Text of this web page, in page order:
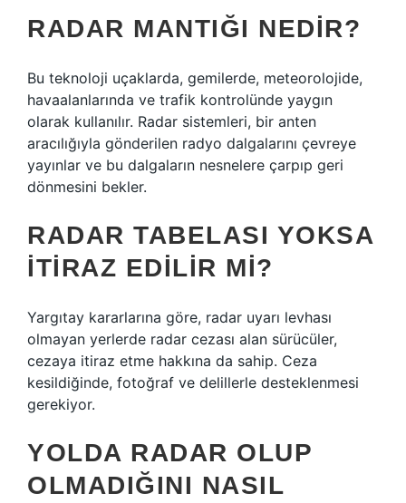
RADAR MANTIĞI NEDIR?
Bu teknoloji uçaklarda, gemilerde, meteorolojide,
havaalanlarında ve trafik kontrolünde yaygın
olarak kullanılır. Radar sistemleri, bir anten
aracılığıyla gönderilen radyo dalgalarını çevreye
yayınlar ve bu dalgaların nesnelere çarpıp geri
dönmesini bekler.
RADAR TABELASI YOKSA
ITIRAZ EDILIR MI?
Yargıtay kararlarına göre, radar uyarı levhası
olmayan yerlerde radar cezası alan sürücüler,
cezaya itiraz etme hakkına da sahip. Ceza
kesildiğinde, fotoğraf ve delillerle desteklenmesi
gerekiyor.
YOLDA RADAR OLUP
OLMADIĞINI NASIL